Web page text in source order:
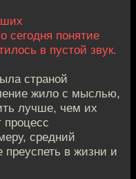
сегодня понятие
в пустой звук.
страной
жило с мыслью,
лучше, чем их
процесс
средний
в жизни и